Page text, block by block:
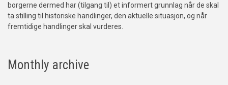
borgerne dermed har (tilgang til) et informert grunnlag når de skal
ta stilling til historiske handlinger, den aktuelle situasjon, og når
fremtidige handlinger skal vurderes.
Monthly archive